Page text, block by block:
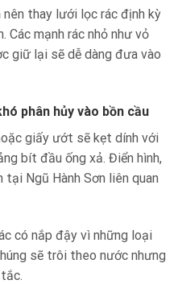
nên thay lưới lọc rác định kỳ
Các mạnh rác nhỏ như vỏ
giữ lại sẽ dễ dàng đưa vào
phân hủy vào bồn cầu
giấy ướt sẽ kẹt dính với
bít đầu ống xả. Điển hình,
tại Ngũ Hành Sơn liên quan
có nắp đậy vì những loại
sẽ trôi theo nước nhưng